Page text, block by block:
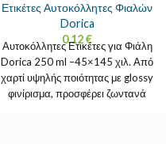
Ετικέτες Αυτοκόλλητες Φιαλών
Dorica
0.12€
Αυτοκόλλητες Ετικέτες για Φιάλη
Dorica 250 ml –45×145 χιλ. Από
χαρτί υψηλής ποιότητας με glossy
φινίρισμα, προσφέρει ζωντανά